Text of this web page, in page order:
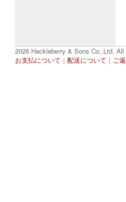
2026 Hackleberry & Sons Co.,Ltd.
お支払について ｜ 配送について ｜ ご